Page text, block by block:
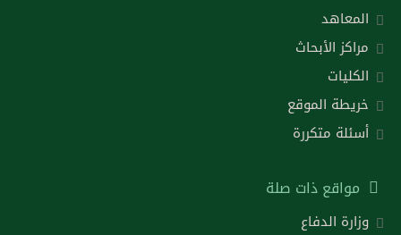
المعاهد
مراكز الأبحاث
الكليات
خريطة الموقع
أسئلة متكررة
مواقع ذات صلة
وزارة الدفاع